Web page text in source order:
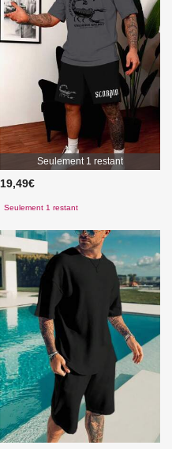
Seulement 1 restant
19,49€
Seulement 1 restant